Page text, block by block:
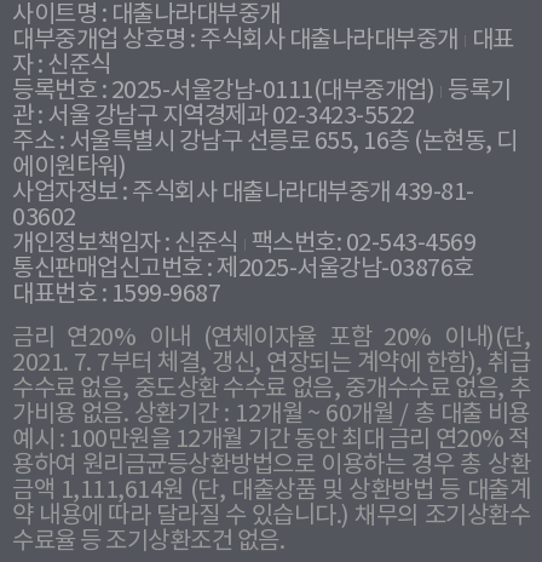
사이트명 : 대출나라대부중개
대부중개업 상호명 : 주식회사 대출나라대부중개
대표
자 : 신준식
등록번호 : 2025-서울강남-0111(대부중개업) 등록기
관 : 서울 강남구 지역경제과 02-3423-5522
주소 : 서울특별시 강남구 선릉로 655, 16층 (논현동, 디
에이원타워)
사업자정보 : 주식회사 대출나라대부중개 439-81-
03602
개인정보책임자 : 신준식
팩스번호: 02-543-4569
통신판매업신고번호 : 제2025-서울강남-03876호
대표번호 : 1599-9687
금리 연20% 이내 (연체이자율 포함 20% 이내)(단,
2021. 7. 7부터 체결, 갱신, 연장되는 계약에 한함), 취급
수수료 없음, 중도상환 수수료 없음, 중개수수료 없음, 추
가비용 없음. 상환기간 : 12개월 ~ 60개월 / 총 대출 비용
예시 : 100만원을 12개월 기간 동안 최대 금리 연20% 적
용하여 원리금균등상환방법으로 이용하는 경우 총 상환
금액 1,111,614원 (단, 대출상품 및 상환방법 등 대출계
약 내용에 따라 달라질 수 있습니다.) 채무의 조기상환수
수료율 등 조기상환조건 없음.